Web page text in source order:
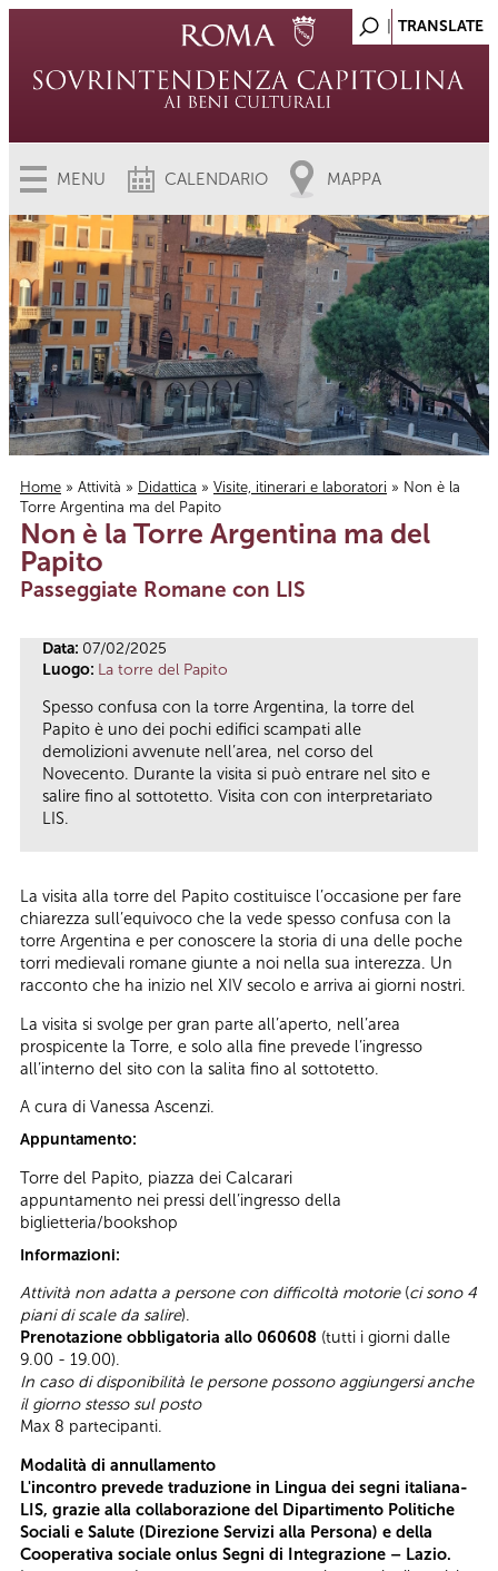
MENU CALENDARIO MAPPA
Tu sei qui
Home » Attività » Didattica » Visite, itinerari e laboratori » Non è la
Torre Argentina ma del Papito
Non è la Torre Argentina ma del
Papito
Passeggiate Romane con LIS
Data: 07/02/2025
Luogo: La torre del Papito
Spesso confusa con la torre Argentina, la torre del
Papito è uno dei pochi edifici scampati alle
demolizioni avvenute nell’area, nel corso del
Novecento. Durante la visita si può entrare nel sito e
salire fino al sottotetto. Visita con con interpretariato
LIS.
La visita alla torre del Papito costituisce l’occasione per fare
chiarezza sull’equivoco che la vede spesso confusa con la
torre Argentina e per conoscere la storia di una delle poche
torri medievali romane giunte a noi nella sua interezza. Un
racconto che ha inizio nel XIV secolo e arriva ai giorni nostri.
La visita si svolge per gran parte all’aperto, nell’area
prospicente la Torre, e solo alla fine prevede l’ingresso
all’interno del sito con la salita fino al sottotetto.
A cura di Vanessa Ascenzi.
Appuntamento:
Torre del Papito, piazza dei Calcarari
appuntamento nei pressi dell’ingresso della
biglietteria/bookshop
Informazioni:
Attività non adatta a persone con difficoltà motorie(ci sono 4
piani di scale da salire).
Prenotazione obbligatoria allo 060608 (tutti i giorni dalle
9.00 - 19.00).
In caso di disponibilità le persone possono aggiungersi anche
il giorno stesso sul posto
Max 8 partecipanti.
Modalità di annullamento
L'incontro prevede traduzione in Lingua dei segni italiana-
LIS, grazie alla collaborazione del Dipartimento Politiche
Sociali e Salute (Direzione Servizi alla Persona) e della
Cooperativa sociale onlus Segni di Integrazione – Lazio.